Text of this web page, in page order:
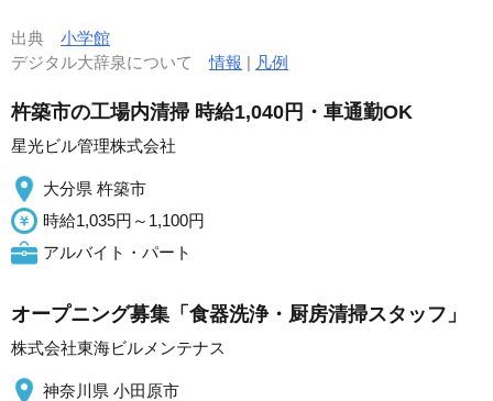
出典 小学館
デジタル大辞泉について情報 | 凡例
杵築市の工場内清掃 時給1,040円・車通勤OK
星光ビル管理株式会社
大分県 杵築市
時給1,035円～1,100円
アルバイト・パート
オープニング募集「食器洗浄・厨房清掃スタッフ」
株式会社東海ビルメンテナス
神奈川県 小田原市